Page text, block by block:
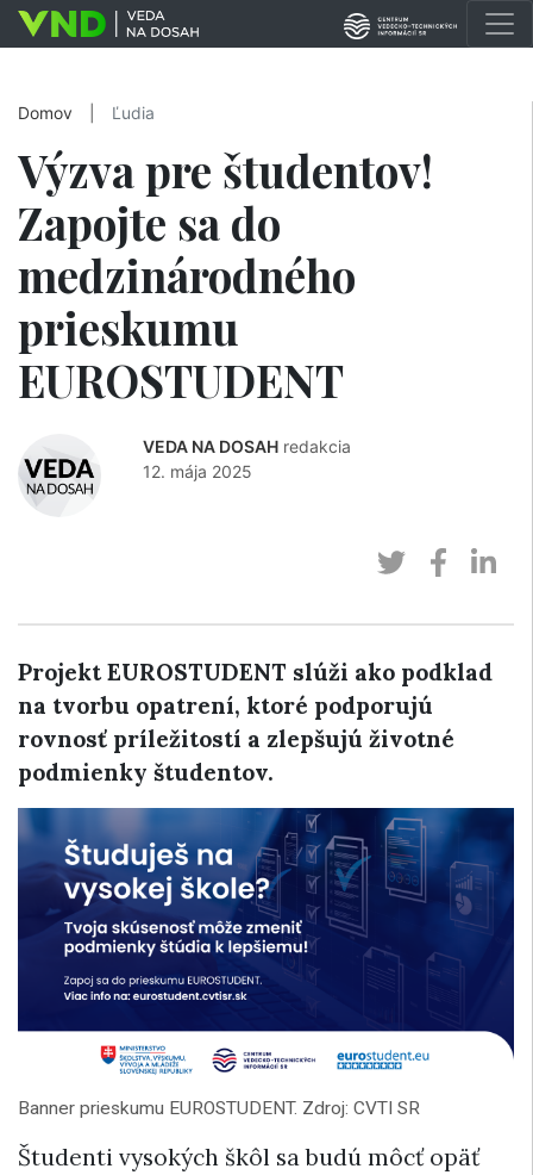
Domov Ľudia
Výzva pre študentov!
Zapojte sa do
medzinárodného
prieskumu
EUROSTUDENT
VEDA NA DOSAH redakcia
12. mája 2025
Projekt EUROSTUDENT slúži ako podklad
na tvorbu opatrení, ktoré podporujú
rovnosť príležitostí a zlepšujú životné
podmienky študentov.
Banner prieskumu EUROSTUDENT. Zdroj: CVTI SR
Študenti vysokých škôl sa budú môcť opäť